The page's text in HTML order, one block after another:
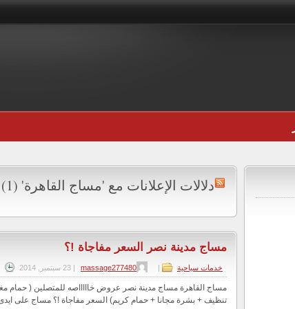
دلالات الإعلانات مع 'مساج القاهرة' (1)
مساج مدينة نصر السعر مفاجاة !؟
خدمات سياحية |
massage277480
| 23 سبتمبر, 2014
مساج القاهرة مساج مدينة نصر عروض خاااااصه للمتصلين ( حمام
تنظيف + بشرة مجانا + حمام كريم) السعر مفاجاة !؟ مساج على